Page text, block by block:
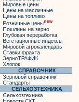
Мировые цены
Цены на масличные
Цены на топливо
Розничные ценыnew
Пошлины на зерно
Глубокая переработка
Вегетационные индексы
Мировой агрокалендарь
Ставки фрахта
ЗерноТРАФИК
Хлопок
СПРАВОЧНИК
Зерновой справочник
Стандарты
СЕЛЬХОЗТЕХНИКА
Сельхозтехника